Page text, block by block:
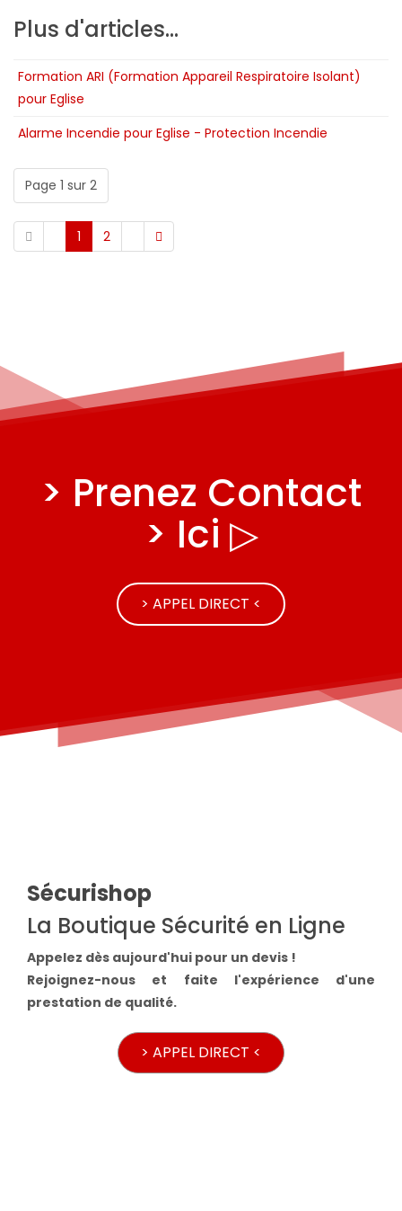
Plus d'articles...
Formation ARI (Formation Appareil Respiratoire Isolant)
pour Eglise
Alarme Incendie pour Eglise - Protection Incendie
Page 1 sur 2
1 2
> Prenez Contact
> Ici ▷
> APPEL DIRECT <
Sécurishop
La Boutique Sécurité en Ligne
Appelez dès aujourd'hui pour un devis !
Rejoignez-nous et faite l'expérience d'une
prestation de qualité.
> APPEL DIRECT <